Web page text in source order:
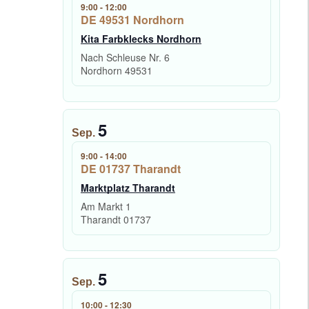
9:00-12:00
DE 49531 Nordhorn
Kita Farbklecks Nordhorn
Nach Schleuse Nr. 6
Nordhorn 49531
Sep. 5
9:00-14:00
DE 01737 Tharandt
Marktplatz Tharandt
Am Markt 1
Tharandt 01737
Sep. 5
10:00-12:30